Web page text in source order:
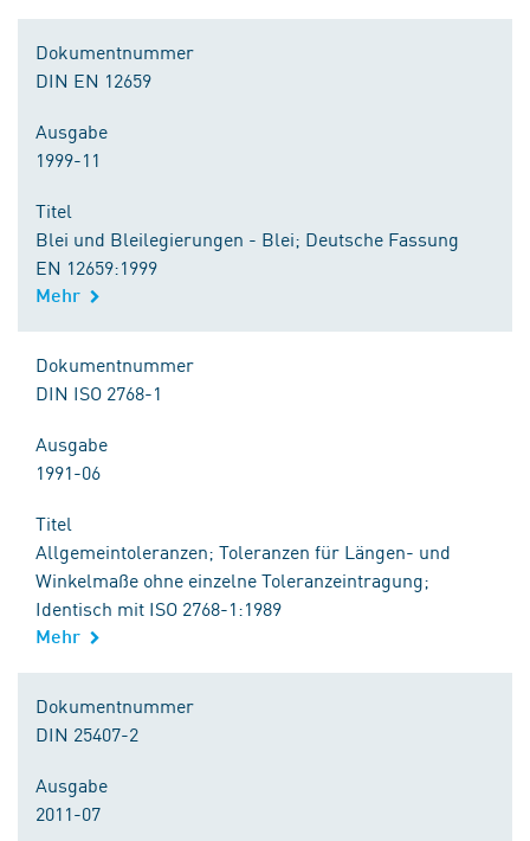
Dokumentnummer
DIN EN 12659
Ausgabe
1999-11
Titel
Blei und Bleilegierungen - Blei; Deutsche Fassung
EN 12659:1999
Mehr
Dokumentnummer
DIN ISO 2768-1
Ausgabe
1991-06
Titel
Allgemeintoleranzen; Toleranzen für Längen- und
Winkelmaße ohne einzelne Toleranzeintragung;
Identisch mit ISO 2768-1:1989
Mehr
Dokumentnummer
DIN 25407-2
Ausgabe
2011-07